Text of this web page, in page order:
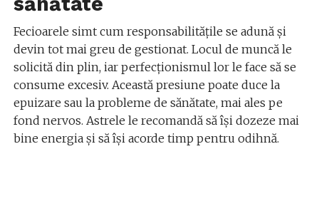
Fecioarele simt cum responsabilitățile se adună și
devin tot mai greu de gestionat. Locul de muncă le
solicită din plin, iar perfecționismul lor le face să se
consume excesiv. Această presiune poate duce la
epuizare sau la probleme de sănătate, mai ales pe
fond nervos. Astrele le recomandă să își dozeze mai
bine energia și să își acorde timp pentru odihnă.